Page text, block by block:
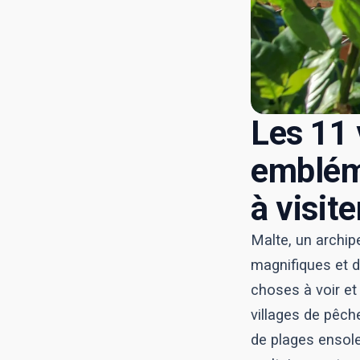
Les
à
Malte, un
magnifiques et
choses à voir
villages de
de plages